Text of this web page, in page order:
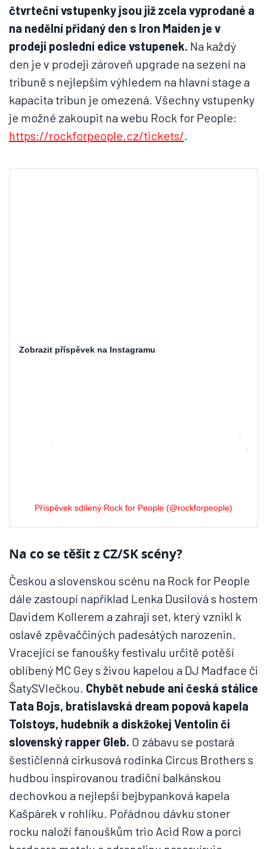
čtvrteční vstupenky jsou již zcela vyprodané a
na nedělní přidaný den s Iron Maiden je v
prodeji poslední edice vstupenek. Na každý
den je v prodeji zároveň upgrade na sezení na
tribuně s nejlepším výhledem na hlavní stage a
kapacita tribun je omezená. Všechny vstupenky
je možné zakoupit na webu Rock for People:
https://rockforpeople.cz/tickets/.
Zobrazit příspěvek na Instagramu
Příspěvek sdílený Rock for People (@rockforpeople)
Na co se těšit z CZ/SK scény?
Českou a slovenskou scénu na Rock for People
dále zastoupí například Lenka Dusilová s hostem
Davidem Kollerem a zahrají set, který vznikl k
oslavě zpěvaččiných padesátých narozenin.
Vracející se fanoušky festivalu určitě potěší
oblíbený MC Gey s živou kapelou a DJ Madface či
ŠatySVlečkou. Chybět nebude ani česká stálice
Tata Bojs, bratislavská dream popová kapela
Tolstoys, hudebník a diskžokej Ventolin či
slovenský rapper Gleb. O zábavu se postará
šestičlenná cirkusová rodinka Circus Brothers s
hudbou inspirovanou tradiční balkánskou
dechovkou a nejlepší bejbypanková kapela
Kašpárek v rohlíku. Pořádnou dávku stoner
rocku naloží fanouškům trio Acid Row a porci